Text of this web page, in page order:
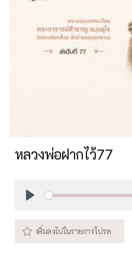
หลวงพ่อฝากไว้77